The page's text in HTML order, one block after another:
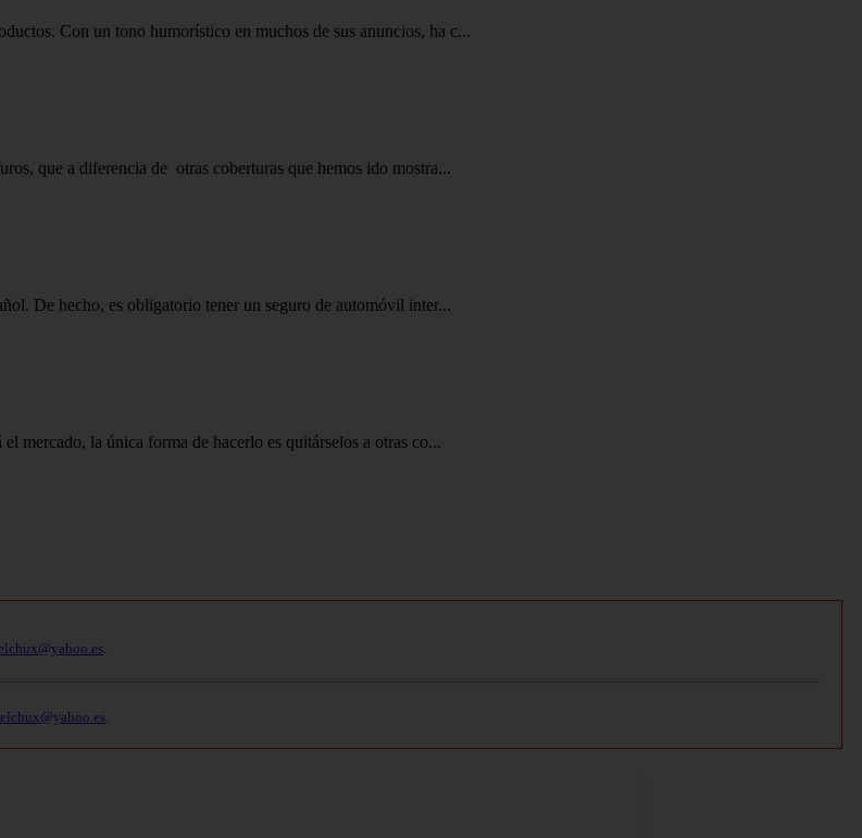
Con un tono humorístico en muchos de sus anuncios, ha c...
que a diferencia de otras coberturas que hemos ido mostra...
De hecho, es obligatorio tener un seguro de automóvil inter...
mercado, la única forma de hacerlo es quitárselos a otras co...